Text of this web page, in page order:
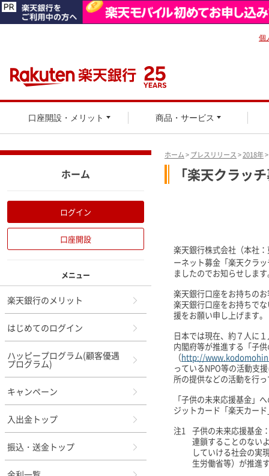
口座開設・メリット 商品・サービス
個
ホーム>プレスリリース>2018年
「楽天クラッ
楽天銀行株式会社（本社
ーネット募金「楽天クラ
ましたのでお知らせしま
楽天銀行口座をお持ちの
楽天銀行口座をお持ちで
援をお願い申し上げます。
日本では現在、約７人に
内閣府等が推進する「子
（http://
っているNPO等の活動支
所の提供などの活動を行
「子供の未来応援基金」
ジットカード「楽天カー
注1 子供の未来応援基金
連鎖することのない
していける社会の実
生労働省等）が推進
ホーム
ログイン
口座開設
メニュー
楽天銀行のメリット
はじめてのログイン
ハッピープログラム(顧客優遇
プログラム)
キャンペーン
入出金トップ
振込・送金トップ